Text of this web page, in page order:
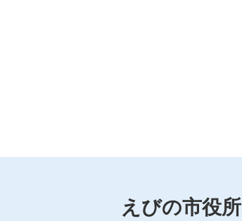
えびの市役所